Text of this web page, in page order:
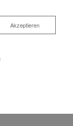
Akzeptieren